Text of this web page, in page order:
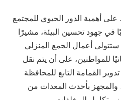
أهمية الدور الحيوي للمجتمع
في جهود تحسين البيئة، مشيرًا
ستتولى أعمال الجمع المنزلي
للمواطنين، على أن يتم نقل
القمامة التابع للمحافظة
مساحة 40 فدانًا، والمجهز بأحدث المعدات من